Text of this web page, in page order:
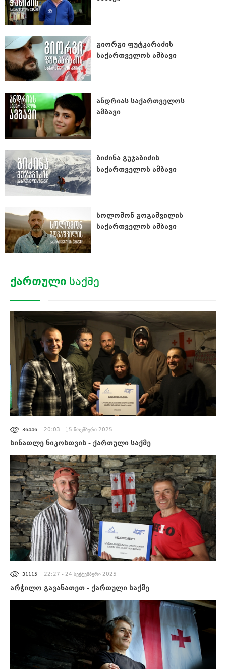
გიორგი ფუტკარაძის
საქართველოს ამბავი
ანდრიას საქართველოს
ამბავი
ბიძინა გუჯაბიძის
საქართველოს ამბავი
სოლომონ გოგაშვილის
საქართველოს ამბავი
ᲥᲐᲠᲗᲣᲚᲘ ᲡᲐᲥᲛᲔ
36446 20:03 - 15 ნოემბერი 2025
სინათლე ნიკოსთვის - ქართული საქმე
31115 22:27 - 24 სექტემბერი 2025
არჭილო გავანათეთ - ქართული საქმე